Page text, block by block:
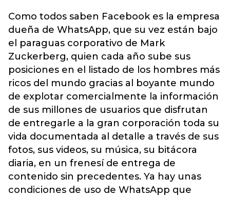
Como todos saben Facebook es la empresa
dueña de WhatsApp, que su vez están bajo
el paraguas corporativo de Mark
Zuckerberg, quien cada año sube sus
posiciones en el listado de los hombres más
ricos del mundo gracias al boyante mundo
de explotar comercialmente la información
de sus millones de usuarios que disfrutan
de entregarle a la gran corporación toda su
vida documentada al detalle a través de sus
fotos, sus videos, su música, su bitácora
diaria, en un frenesí de entrega de
contenido sin precedentes. Ya hay unas
condiciones de uso de WhatsApp que